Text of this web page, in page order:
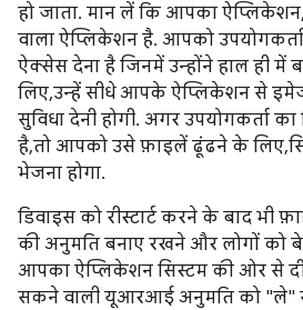
हो जाता. मान लें कि आपका
वाला ऐप्लिकेशन है. आपको
ऐक्सेस देना है जिनमें उन्होंने हाल ही में
लिए, उन्हें सीधे आपके ऐप्लिकेशन से
सुविधा देनी होगी. अगर उपयोगकर्ता का
है, तो आपको उसे फ़ाइलें ढूंढने के लिए,
भेजना होगा.
डिवाइस को रीस्टार्ट करने के बाद भी
की अनुमति बनाए रखने और लोगों को
आपका ऐप्लिकेशन सिस्टम की ओर से दी
सकने वाली यूआरआई अनुमति को "ले"